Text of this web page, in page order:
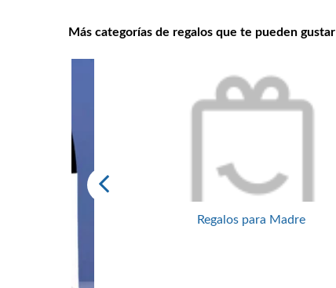
Más categorías de regalos que te pueden gustar
Regalos para Madre